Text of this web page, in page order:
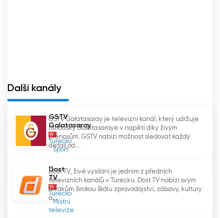
Další kanály
GSTV
Galatasaray
Turecko
Sport
GSTV Galatasaray je televizní kanál, který udržuje
fanoušky Galatasaraye v napětí díky živým
přenosům. GSTV nabízí možnost sledovat každý
detail od...
Dost
TV
Turecko
Místní
televize
Dost TV, živé vysílání je jedním z předních
televizních kanálů v Turecku. Dost TV nabízí svým
divákům širokou škálu zpravodajství, zábavy, kultury
a...